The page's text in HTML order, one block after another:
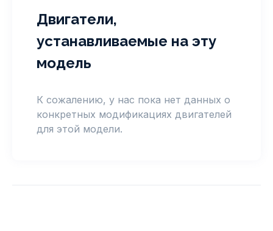
Двигатели,
устанавливаемые на эту
модель
К сожалению, у нас пока нет данных о
конкретных модификациях двигателей
для этой модели.